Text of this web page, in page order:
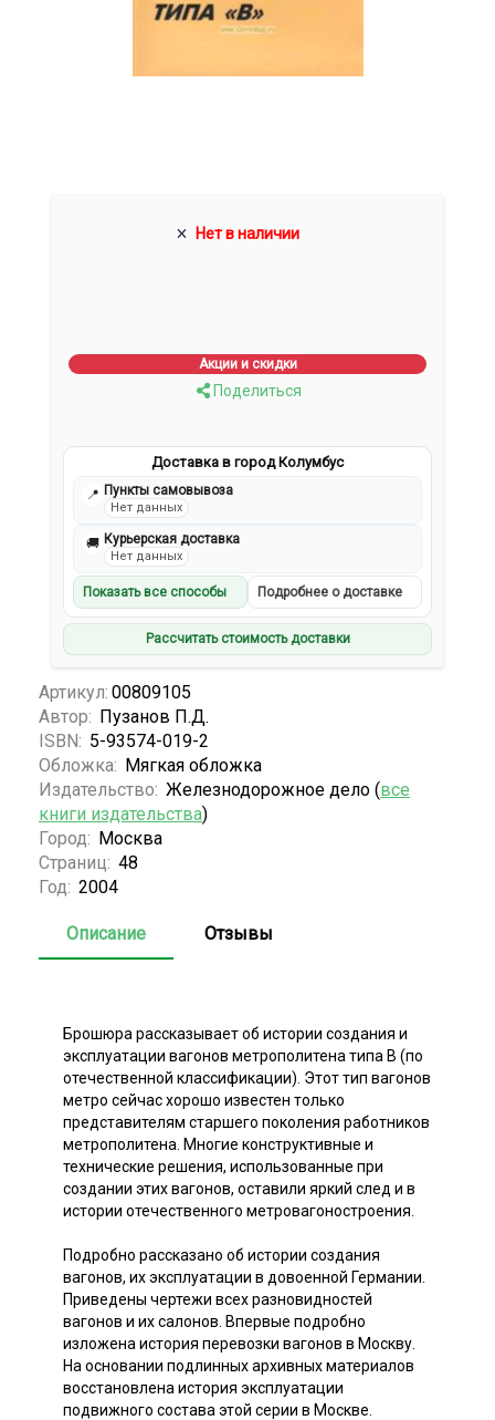
Нет в наличии
Акции и скидки
Поделиться
Доставка в город Колумбус
📍 Пункты самовывоза
Нет данных
🚚 Курьерская доставка
Нет данных
Показать все способы Подробнее о доставке
Рассчитать стоимость доставки
Артикул: 00809105
Автор: Пузанов П.Д.
ISBN: 5-93574-019-2
Обложка: Мягкая обложка
Издательство: Железнодорожное дело (все
книги издательства)
Город: Москва
Страниц: 48
Год: 2004
Описание Отзывы
Брошюра рассказывает об истории создания и
эксплуатации вагонов метрополитена типа В (по
отечественной классификации). Этот тип вагонов
метро сейчас хорошо известен только
представителям старшего поколения работников
метрополитена. Многие конструктивные и
технические решения, использованные при
создании этих вагонов, оставили яркий след и в
истории отечественного метровагоностроения.
Подробно рассказано об истории создания
вагонов, их эксплуатации в довоенной Германии.
Приведены чертежи всех разновидностей
вагонов и их салонов. Впервые подробно
изложена история перевозки вагонов в Москву.
На основании подлинных архивных материалов
восстановлена история эксплуатации
подвижного состава этой серии в Москве.